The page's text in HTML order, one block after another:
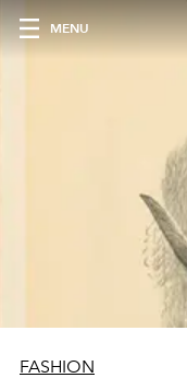
MENU
FASHION